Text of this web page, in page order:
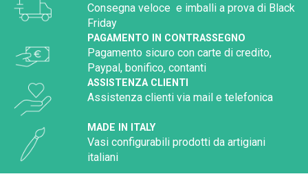
Consegna veloce e imballi a prova di Black
Friday
PAGAMENTO IN CONTRASSEGNO
Pagamento sicuro con carte di credito,
Paypal, bonifico, contanti
ASSISTENZA CLIENTI
Assistenza clienti via mail e telefonica
MADE IN ITALY
Vasi configurabili prodotti da artigiani
italiani